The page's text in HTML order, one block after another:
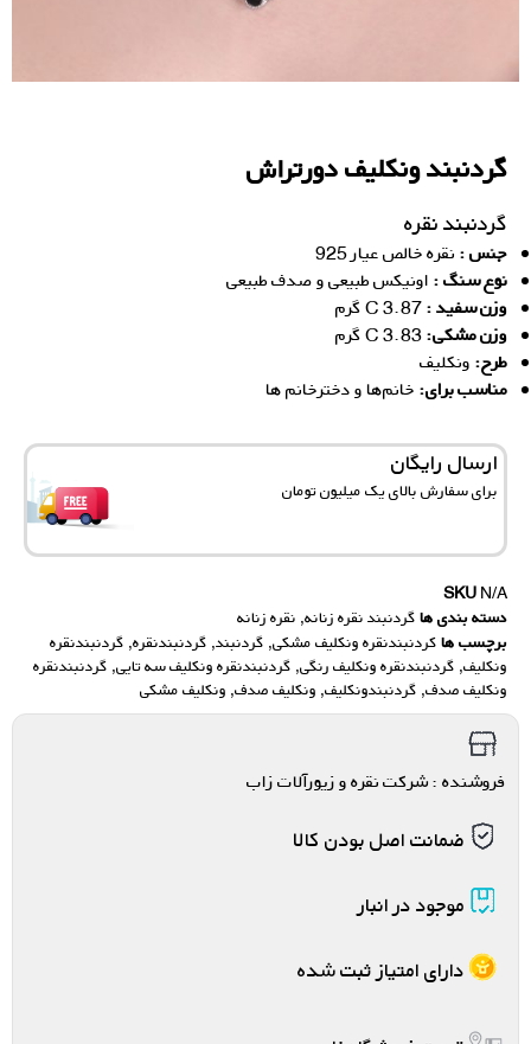
گردنبند ونکلیف دورتراش
گردنبند نقره
جنس : نقره خالص عیار 925
نوع سنگ : اونیکس طبیعی و صدف طبیعی
وزن سفید :
وزن مشکی:3.83 C گرم
طرح: ونکلیف
مناسب برای: خانم‌ها و دخترخانم ها
ارسال رایگان
برای سفارش‌ بالای یک میلیون تومان
SKU N/A
دسته بندی ها گردنبند نقره زنانه, نقره زنانه
برچسب ها کردنبندنقره ونکلیف مشکی, گردنبند, گردنبندنقره, گردنبندنقره
ونکلیف, گردنبندنقره ونکلیف رنگی, گردنبندنقره ونکلیف سه تایی, گردنبندنقره
ونکلیف صدف, گردنبندونکلیف, ونکلیف صدف, ونکلیف مشکی
فروشنده : شرکت نقره و زیورآلات زاب
ضمانت اصل بودن کالا
موجود در انبار
دارای امتیاز ثبت شده